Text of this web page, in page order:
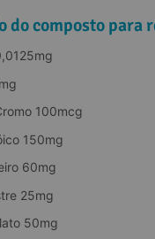
do composto
100mcg
150mg
60mg
25mg
50mg